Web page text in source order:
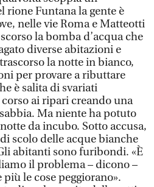
rione Funtana la gente è
nelle vie Roma e Matteotti
la bomba d’acqua che
diverse abitazioni e
la notte in bianco,
per provare a ributtare
è salita di svariati
ai ripari creando una
Ma niente ha potuto
da incubo. Sotto accusa,
scolo delle acque bianche
abitanti sono furibondi. «È
il problema – dicono –
le cose peggiorano».